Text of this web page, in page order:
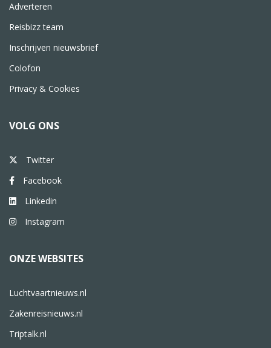
Adverteren
Reisbizz team
Inschrijven nieuwsbrief
Colofon
Privacy & Cookies
VOLG ONS
Twitter
Facebook
Linkedin
Instagram
ONZE WEBSITES
Luchtvaartnieuws.nl
Zakenreisnieuws.nl
Triptalk.nl